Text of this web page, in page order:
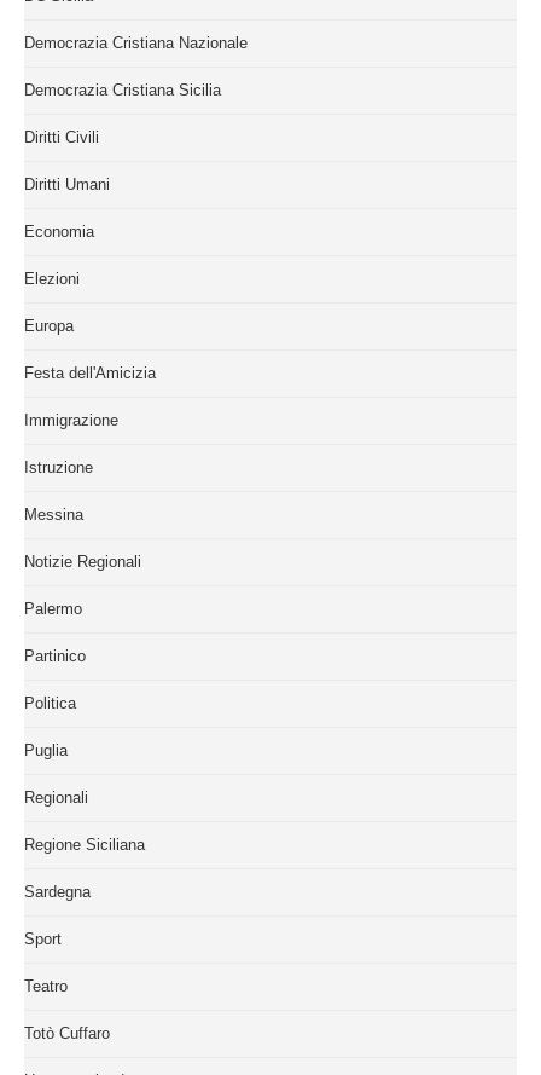
Democrazia Cristiana Nazionale
Democrazia Cristiana Sicilia
Diritti Civili
Diritti Umani
Economia
Elezioni
Europa
Festa dell'Amicizia
Immigrazione
Istruzione
Messina
Notizie Regionali
Palermo
Partinico
Politica
Puglia
Regionali
Regione Siciliana
Sardegna
Sport
Teatro
Totò Cuffaro